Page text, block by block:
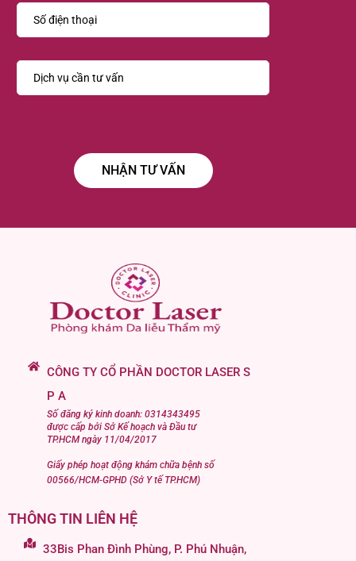
CÔNG TY CỔ PHẦN DOCTOR LASER S
P A
Số đăng ký kinh doanh: 0314343495
được cấp bởi Sở Kế hoạch và Đầu tư
TP.HCM ngày 11/04/2017
Giấy phép hoạt động khám chữa bệnh số
00566/HCM-GPHD (Sở Y tế TP.HCM)
THÔNG TIN LIÊN HỆ
33Bis Phan Đình Phùng, P. Phú Nhuận,